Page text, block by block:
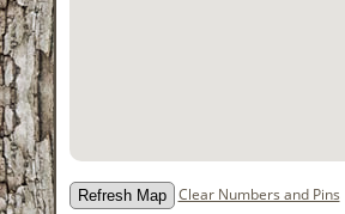
Clear Numbers and Pins